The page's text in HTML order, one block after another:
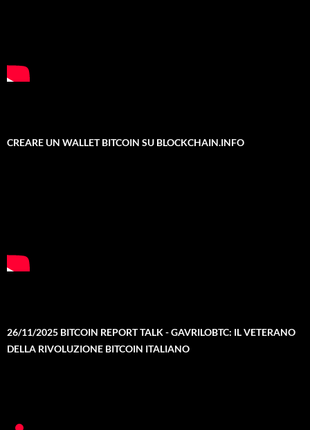
CREARE UN WALLET BITCOIN SU BLOCKCHAIN.INFO
26/11/2025 BITCOIN REPORT TALK - GAVRILOBTC: IL VETERANO
DELLA RIVOLUZIONE BITCOIN ITALIANO